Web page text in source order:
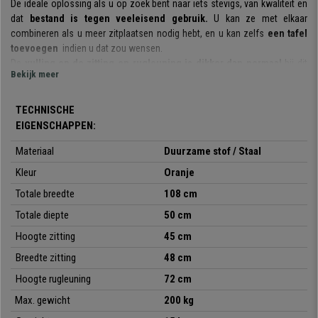
De ideale oplossing als u op zoek bent naar iets stevigs, van kwaliteit en
dat
bestand is tegen veeleisend gebruik. U kan ze met elkaar
combineren als u meer zitplaatsen nodig hebt, en u kan zelfs een tafel
toevoegen indien u dat zou wensen.
type stoel. Ideaal om klanten of gasten een comfortabele en
chromen poten. Een materiaal dat zorgt voor maximale weerstand en
duurzaamheid, essentieel in dit type stoel ontworpen voor intensief
stof.
Het is een praktisch en veelzijdig model: ze kunnen worden gebruikt
tijdens vergaderingen, met klanten, in wachtkamers, kantoorrecepties,
conferenties of evenementen, enz. Hij is ook
verschillende kleuren,
behoeften en omgeving past.
Dit alles voor een onverslaanbare prijs, die u enkel bij Bureaustoelpro kan
vinden!
•Geweldige productiekwaliteit
Bekijk meer
TECHNISCHE
EIGENSCHAPPEN:
Materiaal
Duurzame stof / Staal
Kleur
Oranje
Totale breedte
108 cm
Totale diepte
50 cm
Hoogte zitting
45 cm
Breedte zitting
48 cm
Hoogte rugleuning
72 cm
Max. gewicht
200 kg